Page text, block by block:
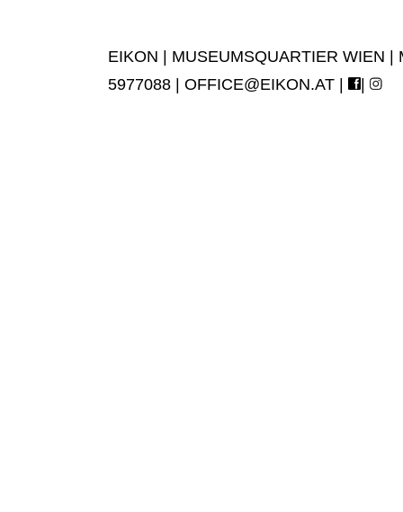
EIKON | MUSEUMSQUARTIER WIEN
5977088 | OFFICE@EIKON.AT | |